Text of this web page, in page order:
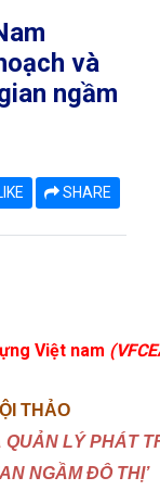
và
ngầm
SHARE
Việt nam
THẢO
QUẢN LÝ PHÁT
NGẦM ĐÔ THỊ’